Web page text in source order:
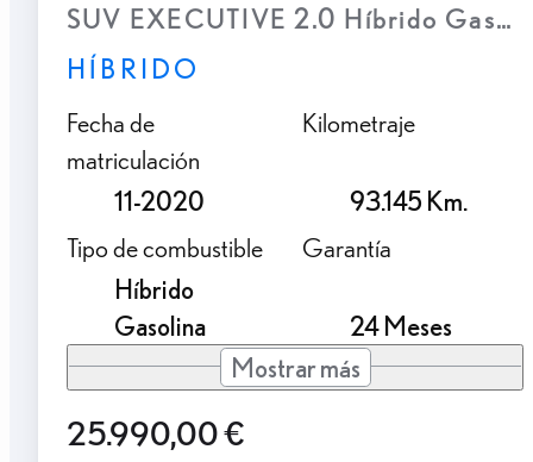
SUV EXECUTIVE 2.0 Híbrido
HÍBRIDO
Fecha de
matriculación
11-2020
Kilometraje
93.145 Km.
Tipo de combustible
Híbrido
Gasolina
Garantía
24 Meses
Mostrar más
25.990,00 €